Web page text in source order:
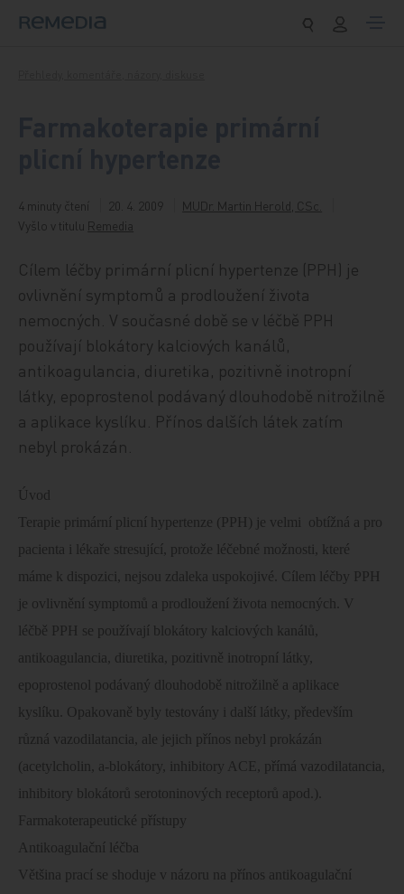
4 minuty čtení 20. 4. 2009
MUDr. Martin Herold, CSc.
Vyšlo v titulu Remedia
Cílem léčby primární plicní hypertenze (PPH) je
ovlivnění symptomů a prodloužení života
nemocných. V současné době se v léčbě PPH
používají blokátory kalciových kanálů,
antikoagulancia, diuretika, pozitivně inotropní
látky, epoprostenol podávaný dlouhodobě nitrožilně
a aplikace kyslíku. Přínos dalších látek zatím
nebyl prokázán.
Úvod
Terapie primární plicní hypertenze (PPH) je velmi obtížná a pro
pacienta i lékaře stresující, protože léčebné možnosti, které
máme k dispozici, nejsou zdaleka uspokojivé. Cílem léčby PPH
je ovlivnění symptomů a prodloužení života nemocných. V
léčbě PPH se používají blokátory kalciových kanálů,
antikoagulancia, diuretika, pozitivně inotropní látky,
epoprostenol podávaný dlouhodobě nitrožilně a aplikace
kyslíku. Opakovaně byly testovány i další látky, především
různá vazodilatancia, ale jejich přínos nebyl prokázán
(acetylcholin, a-blokátory, inhibitory ACE, přímá vazodilatancia,
inhibitory blokátorů serotoninových receptorů apod.).
Farmakoterapeutické přístupy
Antikoagulační léčba
Většina prací se shoduje v názoru na přínos antikoagulační